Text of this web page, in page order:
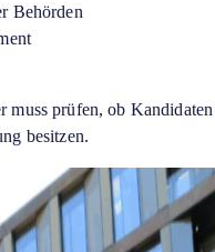
Behörden
muss prüfen, ob Kandidaten
besitzen.